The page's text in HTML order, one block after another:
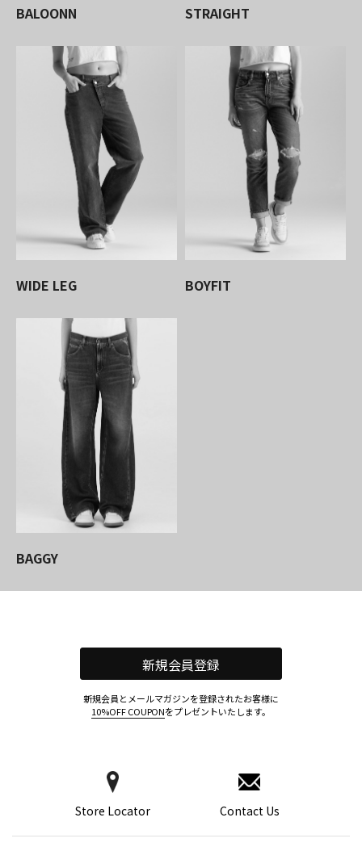
BALOONN STRAIGHT
WIDE LEG BOYFIT
BAGGY
Store Locator Contact Us
新規会員登録
新規会員とメールマガジンを登録されたお客様に
10%OFF COUPONをプレゼントいたします。